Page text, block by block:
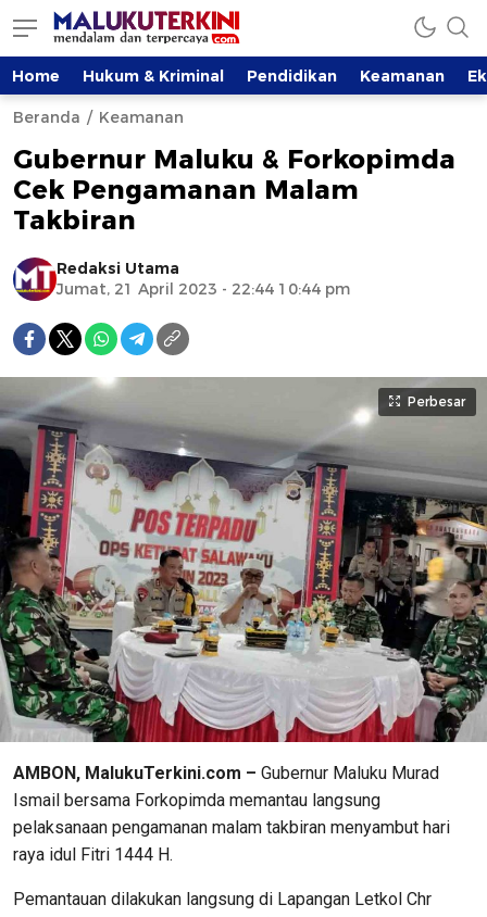
Home Hukum & Kriminal Pendidikan Keamanan
Beranda Keamanan
Gubernur Maluku & Forkopimda
Cek Pengamanan Malam
Takbiran
Redaksi Utama
Jumat, 21 April 2023 - 22:44 10:44 pm
Perbesar
AMBON, MalukuTerkini.com – Gubernur Maluku Murad
Ismail bersama Forkopimda memantau langsung
pelaksanaan pengamanan malam takbiran menyambut hari
raya idul Fitri 1444 H.
Pemantauan dilakukan langsung di Lapangan Letkol Chr